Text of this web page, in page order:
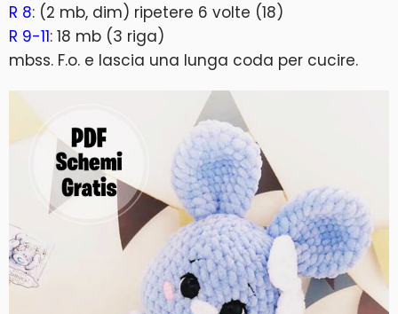
R 8: (2 mb, dim) ripetere 6 volte (18)
R 9-11: 18 mb (3 riga)
mbss. F.o. e lascia una lunga coda per cucire.